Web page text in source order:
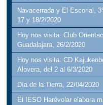
Navacerrada y El Escorial,
17 y 18/2/2020
Hoy nos visita: Club
Guadalajara, 26/2/2020
Hoy nos visita: CD
Alovera, del 2 al 6/3/2020
Día de la Tierra, 22/04/2020
El IESO Harévolar elabora